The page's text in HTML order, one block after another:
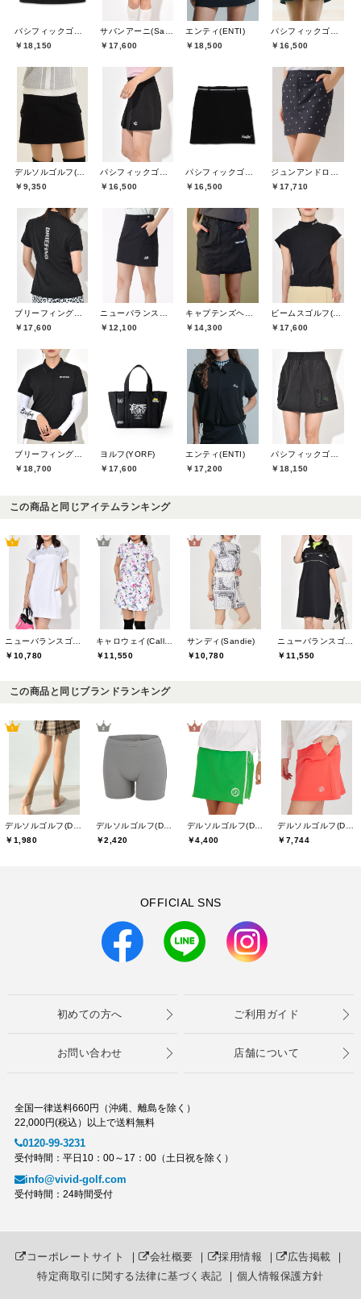
￥18,150
￥17,600
エンティ(ENTI)
￥18,500
￥16,500
￥9,350
￥16,500
￥16,500
￥17,710
￥17,600
￥12,100
￥14,300
￥17,600
￥18,700
ヨルフ(YORF)
￥17,600
エンティ(ENTI)
￥17,200
￥18,150
この商品と同じアイテムランキング
￥10,780
￥11,550
サンディ(Sandie)
￥10,780
￥11,550
この商品と同じブランドランキング
デルソルゴルフ(DELSOL GOLF)
￥1,980
デルソルゴルフ(DELSOL GOLF)
￥2,420
デルソルゴルフ(DELSOL GOLF)
￥4,400
デルソルゴルフ(DELSOL GOLF)
￥7,744
OFFICIAL SNS
初めての方へ ご利用ガイド
お問い合わせ 店舗について
全国一律送料660円（沖縄、離島を除く）
22,000円(税込）以上で送料無料
0120-99-3231
受付時間：平日10：00～17：00（土日祝を除く）
info@vivid-golf.com
受付時間：24時間受付
コーポレートサイト ｜ 会社概要 ｜ 採用情報 ｜ 広告掲載 ｜
特定商取引に関する法律に基づく表記 ｜ 個人情報保護方針